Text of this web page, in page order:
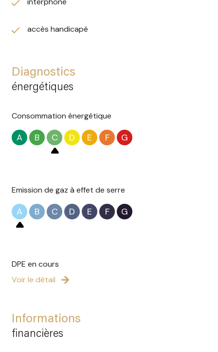
accès handicapé
Diagnostics
énergétiques
Consommation énergétique
A B C D E F G
Emission de gaz à effet de serre
A B C D E F G
DPE en cours
Voir le détail
Informations
financières